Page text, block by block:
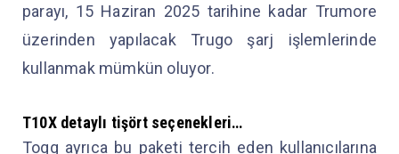
parayı, 15 Haziran 2025 tarihine kadar Trumore
üzerinden yapılacak Trugo şarj işlemlerinde
kullanmak mümkün oluyor.
T10X detaylı tişört seçenekleri…
Togg ayrıca bu paketi tercih eden kullanıcılarına